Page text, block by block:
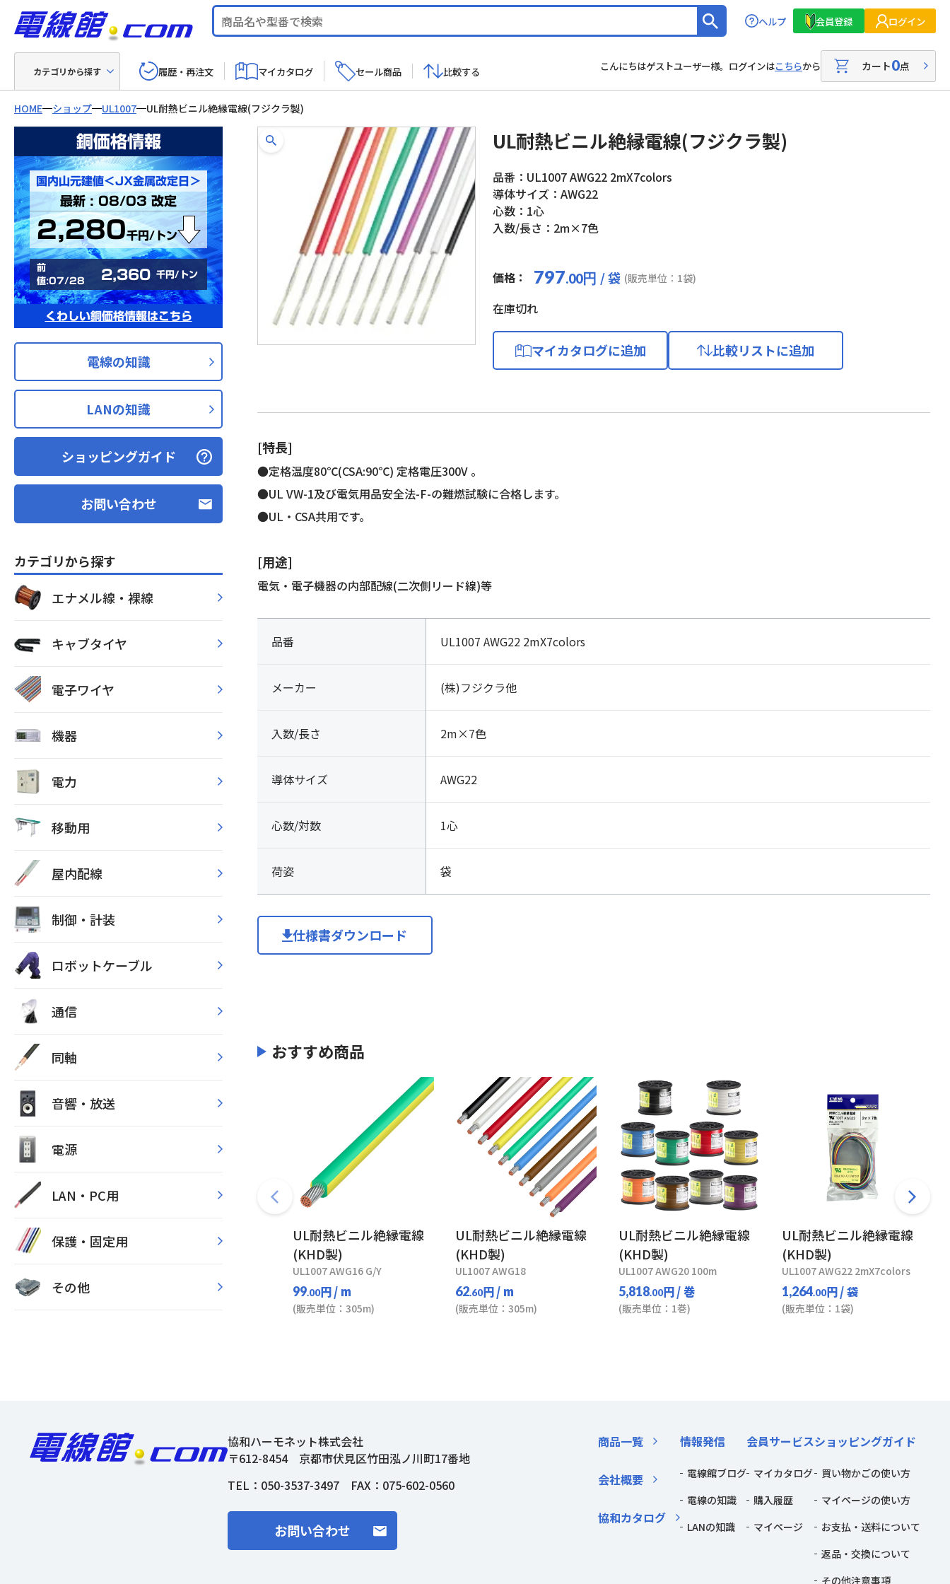
ヘルプ 会員登録 ログイン
カテゴリから探す 履歴・再注文 マイカタログ セール商品 比較する こんにちはゲストユーザー様。ログインはこちらから カート0点
HOME ショップ UL1007 UL耐熱ビニル絶縁電線(フジクラ製)
銅価格情報
国内山元建値＜JX金属改定日＞
最新 : 08/03 改定
2,280千円/トン
前
値:07/28
2,360 千円/トン
くわしい銅価格情報はこちら
電線の知識
LANの知識
ショッピングガイド
お問い合わせ
カテゴリから探す
エナメル線・裸線
キャブタイヤ
電子ワイヤ
機器
電力
移動用
屋内配線
制御・計装
ロボットケーブル
通信
同軸
音響・放送
電源
LAN・PC用
保護・固定用
その他
UL耐熱ビニル絶縁電線(フジクラ製)
品番：UL1007 AWG22 2mX7colors
導体サイズ：AWG22
心数：1心
入数/長さ：2m×7色
価格： 797.00円 / 袋 (販売単位：1袋)
在庫切れ
マイカタログに追加 比較リストに追加
[特長]
●定格温度80℃(CSA:90℃) 定格電圧300V 。
●UL VW-1及び電気用品安全法-F-の難燃試験に合格します。
●UL・CSA共用です。
[用途]
電気・電子機器の内部配線(二次側リード線)等
品番 UL1007 AWG22 2mX7colors
メーカー (株)フジクラ他
入数/長さ 2m×7色
導体サイズ AWG22
心数/対数 1心
荷姿 袋
仕様書ダウンロード
おすすめ商品
UL耐熱ビニル絶縁電線
(KHD製)
UL1007 AWG16 G/Y
99.00円/ m
(販売単位：305m)
UL耐熱ビニル絶縁電線
(KHD製)
UL1007 AWG18
62.60円/ m
(販売単位：305m)
UL耐熱ビニル絶縁電線
(KHD製)
UL1007 AWG20 100m
5,818.00円/ 巻
(販売単位：1巻)
UL耐熱ビニル絶縁電線
(KHD製)
UL1007 AWG22 2mX7colors
1,264.00円/ 袋
(販売単位：1袋)
協和ハーモネット株式会社
〒612-8454 京都市伏見区竹田泓ノ川町17番地
TEL： 050-3537-3497 FAX：075-602-0560
お問い合わせ
商品一覧
会社概要
協和カタログ
情報発信
電線館ブログ
電線の知識
LANの知識
会員サービス
マイカタログ
購入履歴
マイページ
ショッピングガイド
買い物かごの使い方
マイページの使い方
お支払・送料について
返品・交換について
その他注意事項